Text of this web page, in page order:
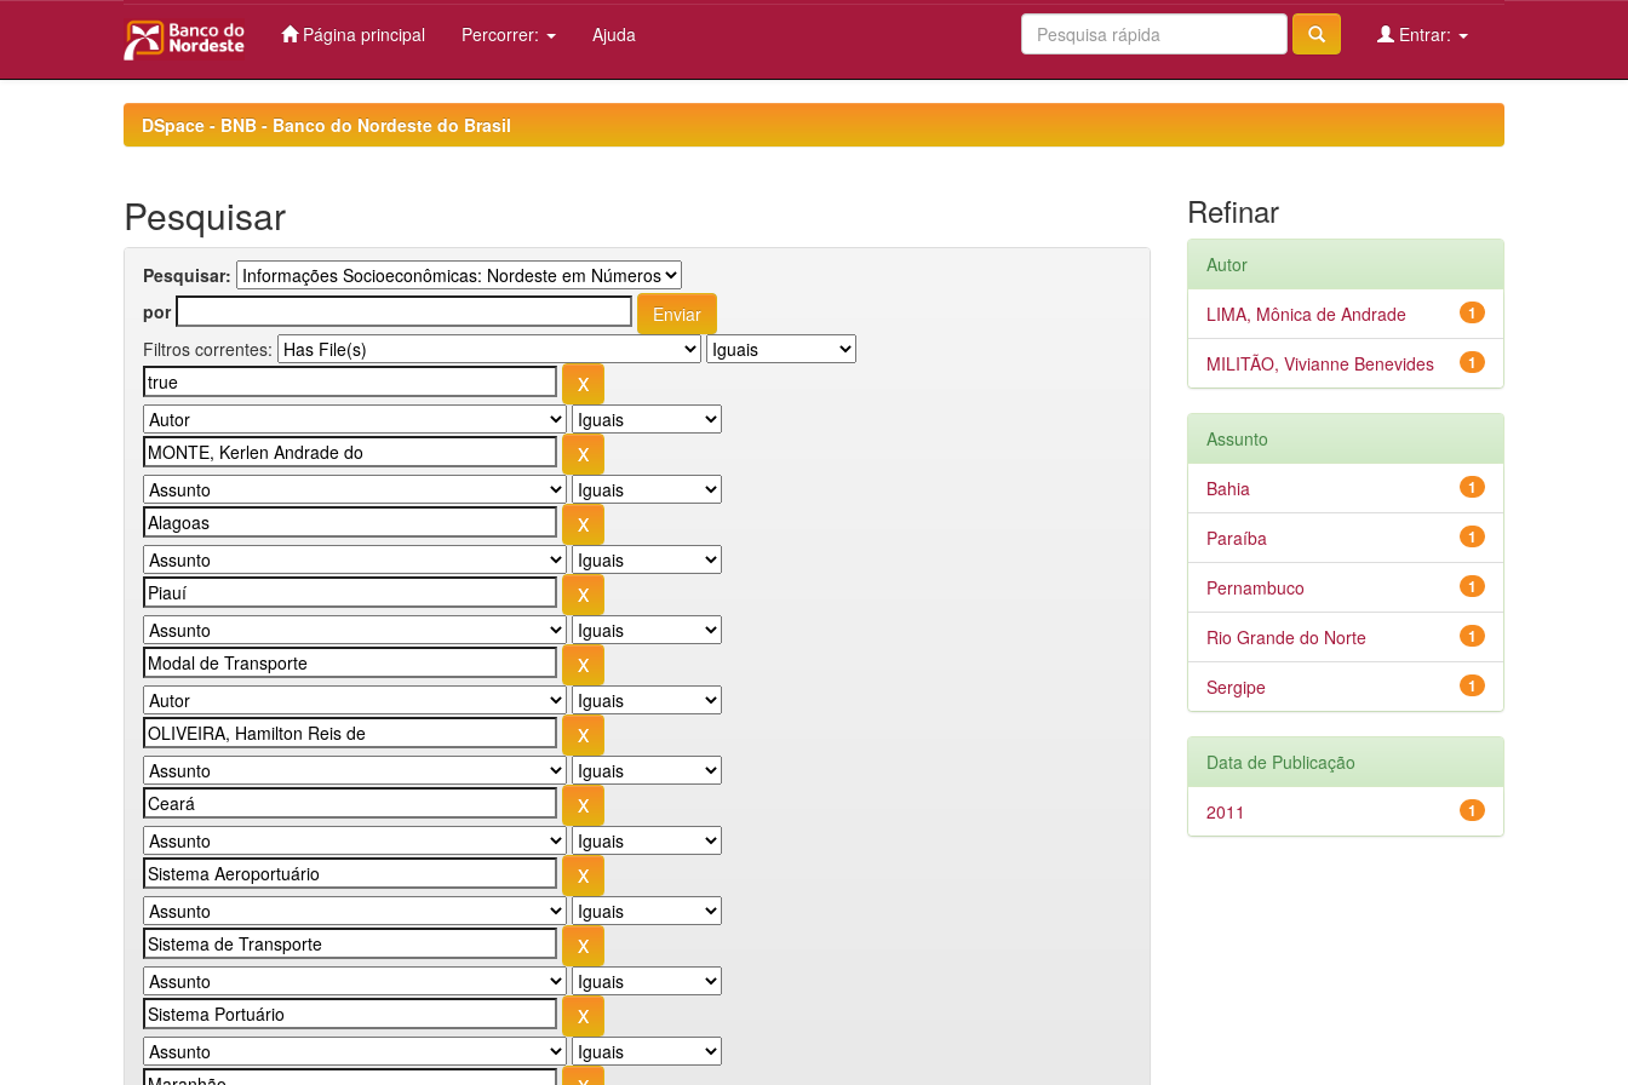
Página principal Percorrer: Ajuda Entrar:
DSpace - BNB - Banco do Nordeste do Brasil
Pesquisar
Pesquisar:
por
Filtros correntes:
Refinar
Autor
1
LIMA, Mônica de Andrade
1
MILITÃO, Vivianne Benevides
Assunto
1
Bahia
1
Paraíba
1
Pernambuco
1
Rio Grande do Norte
1
Sergipe
Data de Publicação
1
2011